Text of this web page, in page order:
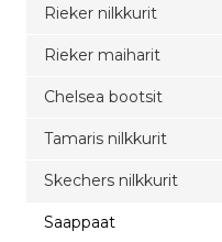
Rieker nilkkurit
Rieker maiharit
Chelsea bootsit
Tamaris nilkkurit
Skechers nilkkurit
Saappaat